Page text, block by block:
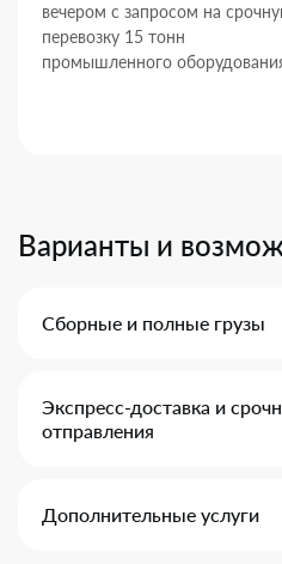
вечером с запросом на
перевозку 15 тонн
промышленного
Варианты и
Сборные и полные грузы
Экспресс-доставка и
отправления
Дополнительные услуги